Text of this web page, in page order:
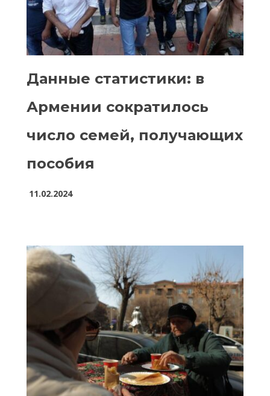
Данные статистики: в
Армении сократилось
число семей, получающих
пособия
11.02.2024